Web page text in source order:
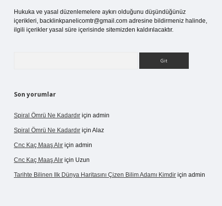
Hukuka ve yasal düzenlemelere aykırı olduğunu düşündüğünüz
içerikleri, backlinkpanelicomtr@gmail.com adresine bildirmeniz halinde,
ilgili içerikler yasal süre içerisinde sitemizden kaldırılacaktır.
Son yorumlar
Spiral Ömrü Ne Kadardır için admin
Spiral Ömrü Ne Kadardır için Alaz
Cnc Kaç Maaş Alır için admin
Cnc Kaç Maaş Alır için Uzun
Tarihte Bilinen Ilk Dünya Haritasını Çizen Bilim Adamı Kimdir için admin